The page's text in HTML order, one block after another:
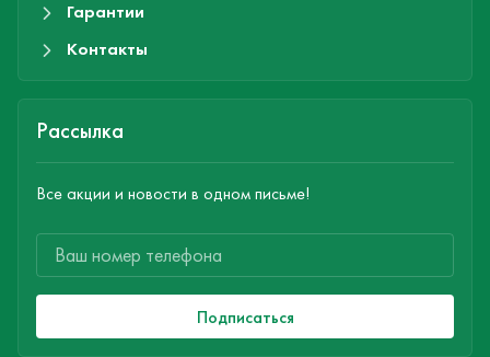
Гарантии
Контакты
Рассылка
Все акции и новости в одном письме!
Подписаться